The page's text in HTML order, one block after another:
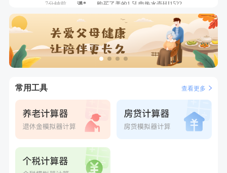
7分钟前
黄**
成功预约了中老年套餐
成功预约糖尿病强化体检套餐
刚刚
林** 成功预约糖尿病强化体检套餐
常用工具 查看更多